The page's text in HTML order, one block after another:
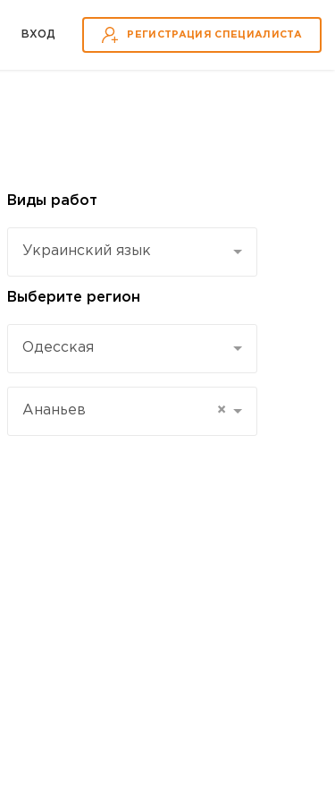
ВХOД РЕГИСТРАЦИЯ СПЕЦИАЛИСТА
Виды работ
Украинский язык
Выберите регион
Одесская
×
Ананьев